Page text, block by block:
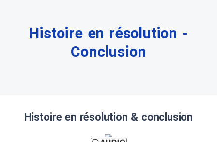
Histoire en résolution -
Conclusion
Histoire en résolution & conclusion